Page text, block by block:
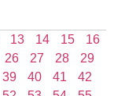
13 14 15
16
26 27 28
29
39 40 41
42